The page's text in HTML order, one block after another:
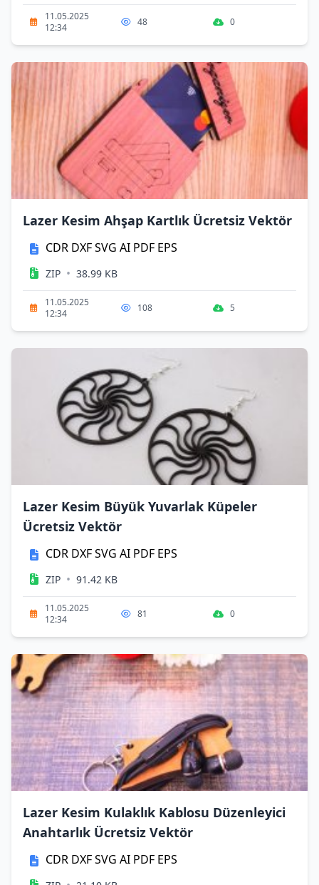
11.05.2025
12:34
48 0
Lazer Kesim Ahşap Kartlık Ücretsiz Vektör
CDR DXFSVG AI PDF EPS
ZIP • 38.99 KB
11.05.2025
12:34
108 5
Lazer Kesim Büyük Yuvarlak Küpeler
Ücretsiz Vektör
CDR DXFSVG AI PDF EPS
ZIP • 91.42 KB
11.05.2025
12:34
81 0
Lazer Kesim Kulaklık Kablosu Düzenleyici
Anahtarlık Ücretsiz Vektör
CDR DXFSVG AI PDF EPS